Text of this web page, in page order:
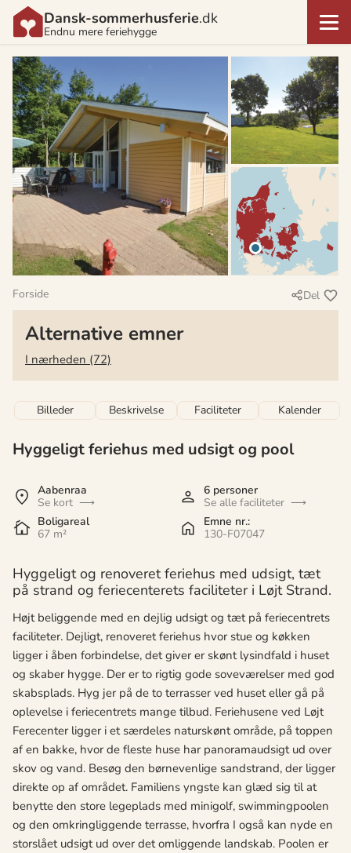
Dansk-sommerhusferie.dk
Endnu mere feriehygge
Forside Del
Alternative emner
I nærheden (72)
Billeder Beskrivelse Faciliteter Kalender
Hyggeligt feriehus med udsigt og pool
Aabenraa
Se kort
6 personer
Se alle faciliteter
Boligareal
67 m²
Emne nr.:
130-F07047
Hyggeligt og renoveret feriehus med udsigt, tæt
på strand og feriecenterets faciliteter i Løjt Strand.
Højt beliggende med en dejlig udsigt og tæt på feriecentrets
faciliteter. Dejligt, renoveret feriehus hvor stue og køkken
ligger i åben forbindelse, det giver er skønt lysindfald i huset
og skaber hygge. Der er to rigtig gode soveværelser med god
skabsplads. Hyg jer på de to terrasser ved huset eller gå på
oplevelse i feriecentrets mange tilbud. Feriehusene ved Løjt
Ferecenter ligger i et særdeles naturskønt område, på toppen
af en bakke, hvor de fleste huse har panoramaudsigt ud over
skov og vand. Besøg den børnevenlige sandstrand, der ligger
direkte op af området. Familiens yngste kan glæd sig til at
benytte den store legeplads med minigolf, swimmingpoolen
og den omkringliggende terrasse, hvorfra I også kan nyde en
storslået udsigt ud over det omliggende landskab. Poolen er